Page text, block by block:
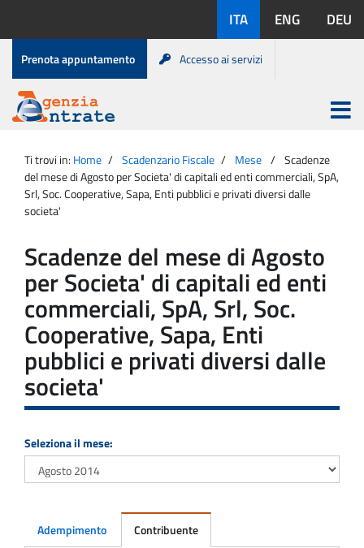
contenuto
disponibili:
ITA ENG DEU
Menu
di
servizio
Prenota appuntamento Accesso ai servizi
Agenzia
Entrate
Apri
menu
principale
Ti trovi in: Home Scadenzario Fiscale Mese
Scadenze
del mese di Agosto per Societa' di capitali ed enti commerciali, SpA,
Srl, Soc. Cooperative, Sapa, Enti pubblici e privati diversi dalle
societa'
Scadenze del mese di Agosto
per Societa' di capitali ed enti
commerciali, SpA, Srl, Soc.
Cooperative, Sapa, Enti
pubblici e privati diversi dalle
societa'
Seleziona il mese:
Adempimento Contribuente